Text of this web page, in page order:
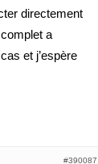
directement
a
et j’espère
#390087